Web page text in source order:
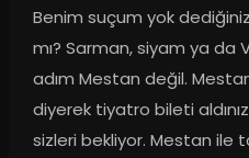
Benim suçum yok
mı? Sarman, siyam ya da
adım Mestan değil.
diyerek tiyatro bileti aldınız
sizleri bekliyor. Mestan ile